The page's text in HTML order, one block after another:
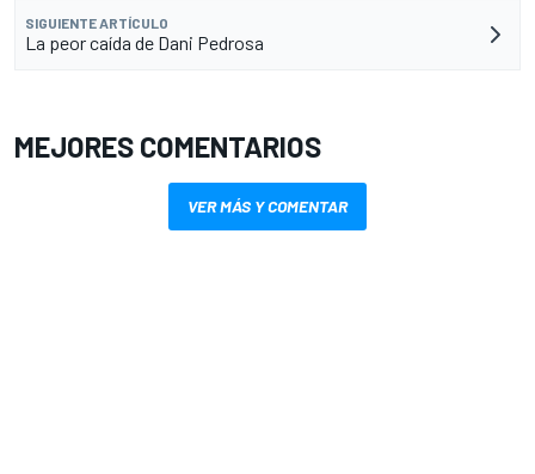
SIGUIENTE ARTÍCULO
La peor caída de Dani Pedrosa
MEJORES COMENTARIOS
VER MÁS Y COMENTAR